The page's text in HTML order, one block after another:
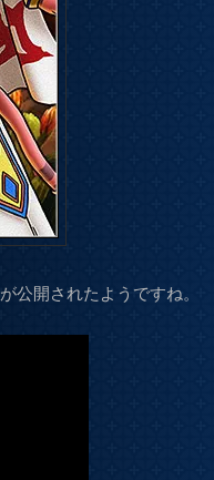
が公開されたようですね。